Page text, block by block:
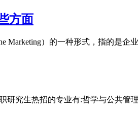
方面
Marketing）的一种形式，指的是
研究生热招的专业有:哲学与公共